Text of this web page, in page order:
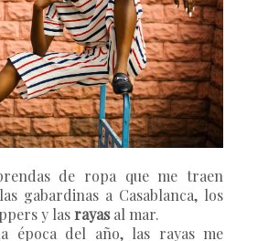
de ropa que me traen
gabardinas a Casablanca, los
y lasrayasal mar.
época del año, las rayas me